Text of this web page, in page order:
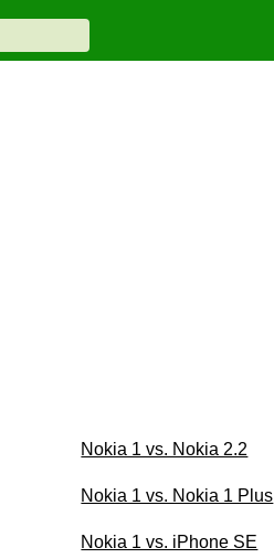
Nokia 1 vs. Nokia 2.2
Nokia 1 vs. Nokia 1 Plus
Nokia 1 vs. iPhone SE